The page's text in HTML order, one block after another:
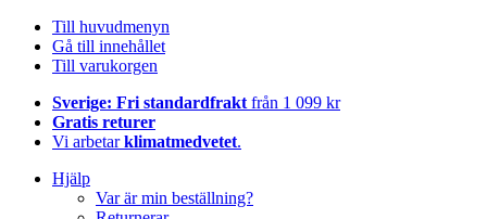
Till huvudmenyn
Gå till innehållet
Till varukorgen
Sverige: Fri standardfrakt från 1 099 kr
Gratis returer
Vi arbetarklimatmedvetet.
Hjälp
Var är min beställning?